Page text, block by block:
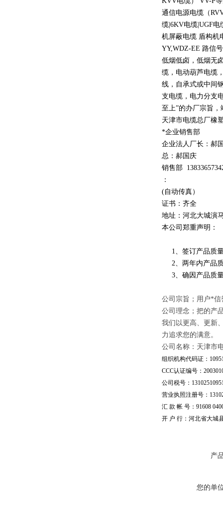
通信电源电缆（
缆 |6KV电缆 |UGF电
机屏蔽电缆 盾构机
YY,WDZ-EE 路信
低烟低卤，低烟无
缆，电动葫芦电缆
线，自承式或中间
支电缆，电力分支
至上”的办厂宗旨，
天津市电缆总厂橡
*企业销售部
企业法人厂长：郝
总：郝国庆
销售部 13833
：
(自动传真）
证书：齐全
地址：河北大城演
本公司郑重声明：
1、签订产品质量
2、两年内产品质
3、确因产品质量
公司宗旨；用户*
公司理念；把的产
我们以更高、更新
力追求您的满意。
公司名称：天津市
组织机构代码证：
CCC认证编号：
公司税号：
营业执照注册号：
汇 款 帐 号：91608
开 户 行：河北省大城
产
您的单